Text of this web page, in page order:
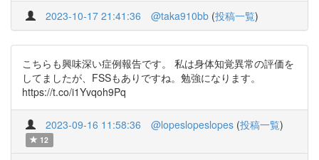
2023-10-17 21:41:36 @taka910bb (投稿一覧)
こちらも興味深い症例報告です。 私は身体知覚異常の評価を
してましたが、FSSもありですね。勉強になります。
https://t.co/i1Yvqoh9Pq
2023-09-16 11:58:36 @lopeslopeslopes (投稿一覧)
12